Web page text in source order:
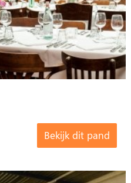
Bekijk dit pand